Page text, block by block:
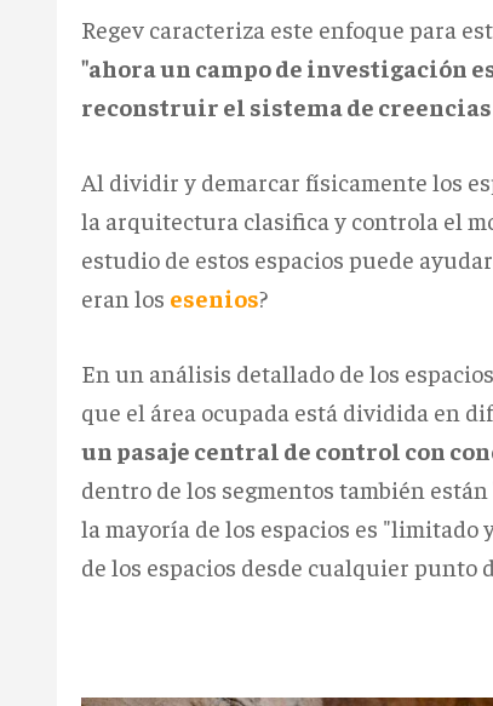
Regev caracteriza este enfoque para
"ahora un campo de investigación
reconstruir el sistema de creencias
Al dividir y demarcar físicamente los
la arquitectura clasifica y controla el
estudio de estos espacios puede
eran los esenios?
En un análisis detallado de los
que el área ocupada está dividida en
un pasaje central de control con
dentro de los segmentos también están
la mayoría de los espacios es
de los espacios desde cualquier punto